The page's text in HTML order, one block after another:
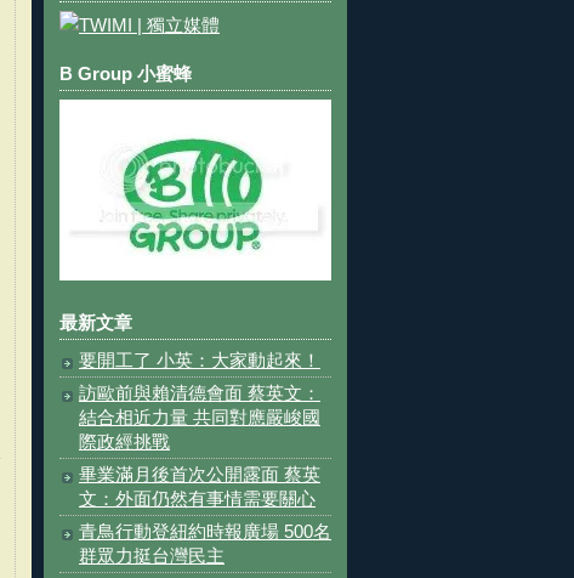
B Group 小蜜蜂
最新文章
要開工了 小英：大家動起來！
訪歐前與賴清德會面 蔡英文：
結合相近力量 共同對應嚴峻國
際政經挑戰
畢業滿月後首次公開露面 蔡英
文：外面仍然有事情需要關心
青鳥行動登紐約時報廣場 500名
群眾力挺台灣民主